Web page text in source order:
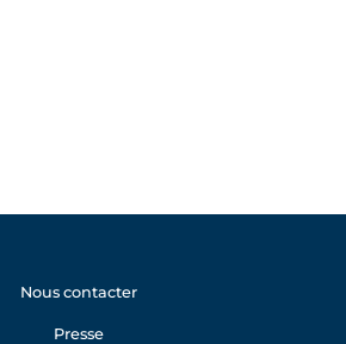
Nous contacter
Presse